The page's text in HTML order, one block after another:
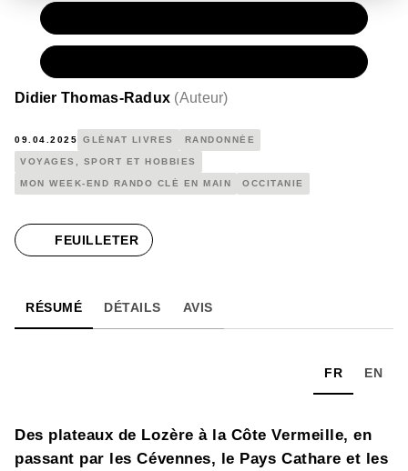
Didier Thomas-Radux (Auteur)
09.04.2025 GLÉNAT LIVRES RANDONNÉE
VOYAGES, SPORT ET HOBBIES
MON WEEK-END RANDO CLÉ EN MAIN OCCITANIE
FEUILLETER
RÉSUMÉ DÉTAILS AVIS
FR EN
Des plateaux de Lozère à la Côte Vermeille, en
passant par les Cévennes, le Pays Cathare et les